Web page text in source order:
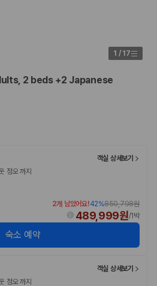
1 / 17
2 beds +2 Japanese
객실 상세보기
정오 까지
2개 남았어요!42%850,798원
489,999원/1박
숙소 예약
객실 상세보기
정오 까지